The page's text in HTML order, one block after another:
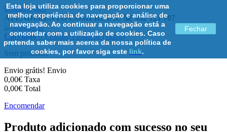
Esta loja utiliza cookies para proporcionar uma
melhor experiência de navegação e análise de
navegação. Ao continuar a navegação está a
concordar com a utilização de cookies. Caso
pretenda saber mais acerca da nossa política de
cookies, por favor siga este link.
Fechar
Contacte-nos
ATENDIMENTO COMERCIAL ☏ 932 121 707
Carrinho 0 Produto Produtos (vazio)
Sem produtos
Envio grátis! Envio
0,00€ Taxa
0,00€ Total
Encomendar
Produto adicionado com sucesso no seu